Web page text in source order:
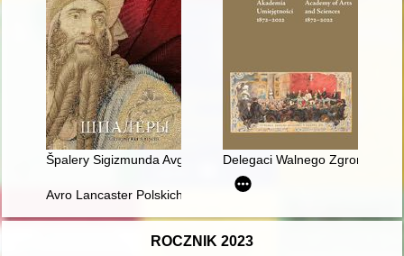
Špalery Sigizmunda Avgusta Delegaci Walnego
Avro Lancaster Polskich Sił Powietrznych 1944-1946
ROCZNIK 2023